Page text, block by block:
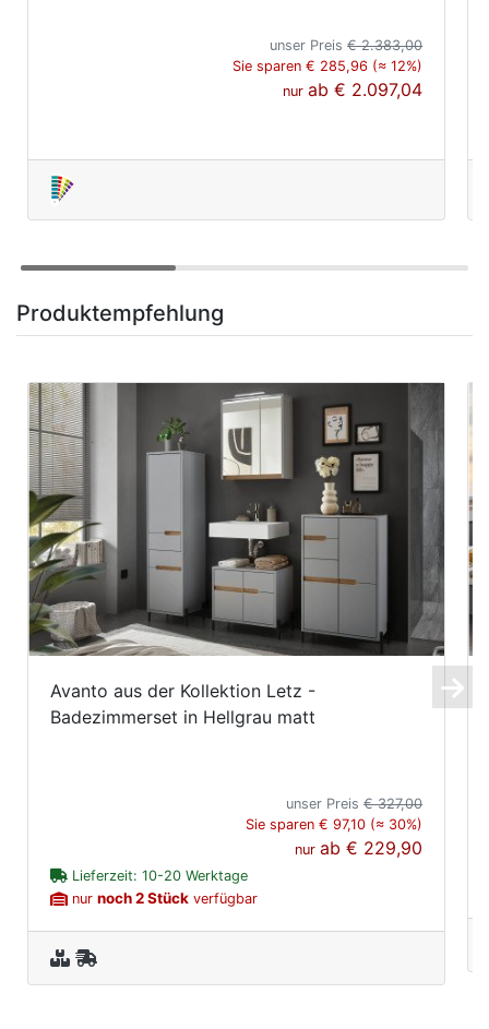
unser Preis€ 2.383,00
Sie sparen € 285,96 (≈ 12%)
nurab€ 2.097,04
Produktempfehlung
Avanto aus der Kollektion Letz -
Badezimmerset in Hellgrau matt
unser Preis€ 327,00
Sie sparen € 97,10 (≈ 30%)
nurab€ 229,90
Lieferzeit: 10-20 Werktage
nur noch 2 Stück verfügbar